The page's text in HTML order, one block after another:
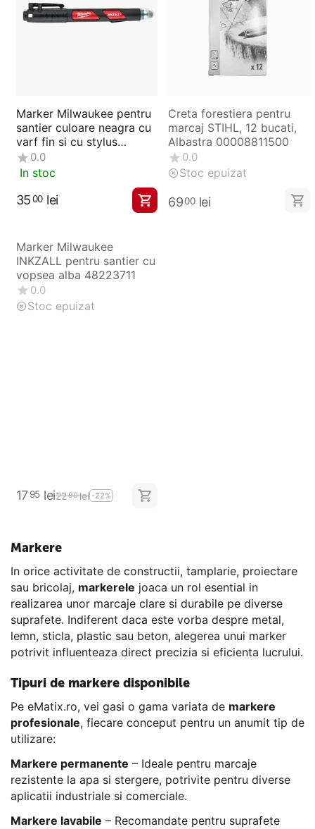
Markere
In orice activitate de constructii, tamplarie, proiectare
sau bricolaj, markerele joaca un rol esential in
realizarea unor marcaje clare si durabile pe diverse
suprafete. Indiferent daca este vorba despre metal,
lemn, sticla, plastic sau beton, alegerea unui marker
potrivit influenteaza direct precizia si eficienta lucrului.
Tipuri de markere disponibile
Pe eMatix.ro, vei gasi o gama variata de markere
profesionale, fiecare conceput pentru un anumit tip de
utilizare:
Markere permanente – Ideale pentru marcaje
rezistente la apa si stergere, potrivite pentru diverse
aplicatii industriale si comerciale.
Markere lavabile – Recomandate pentru suprafete
Marker Milwaukee pentru
santier culoare neagra cu
varf fin si cu stylus
48223101
0.0
In stoc
3500 lei
Creta forestiera pentru
marcaj STIHL, 12 bucati,
Albastra 00008811500
0.0
Stoc epuizat
6900 lei
Marker Milwaukee
INKZALL pentru santier cu
vopsea alba 48223711
0.0
Stoc epuizat
17 95 lei2290lei -22%